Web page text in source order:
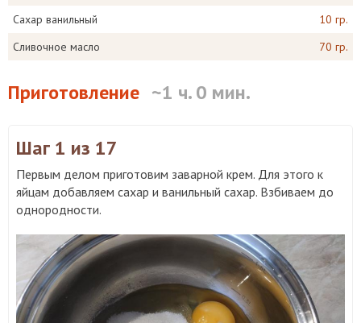
Сахар ванильный
10 гр.
Сливочное масло
70 гр.
Приготовление ~1 ч. 0 мин.
Шаг 1 из 17
Первым делом приготовим заварной крем. Для этого к
яйцам добавляем сахар и ванильный сахар. Взбиваем до
однородности.